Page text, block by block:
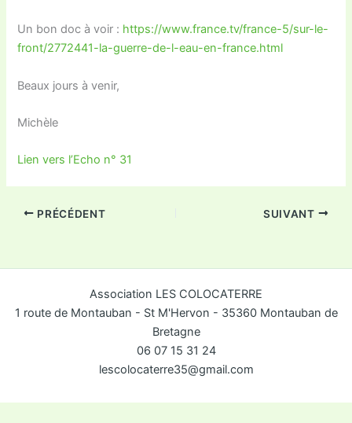
Un bon doc à voir : https://www.france.tv/france-5/sur-le-
front/2772441-la-guerre-de-l-eau-en-france.html
Beaux jours à venir,
Michèle
Lien vers l’Echo n° 31
PRÉCÉDENT SUIVANT
Association LES COLOCATERRE
1 route de Montauban - St M'Hervon - 35360 Montauban de
Bretagne
06 07 15 31 24
lescolocaterre35@gmail.com